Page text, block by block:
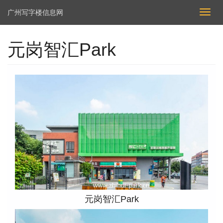
切
换
广州写字楼信息网
元岗智汇Park
元岗智汇Park